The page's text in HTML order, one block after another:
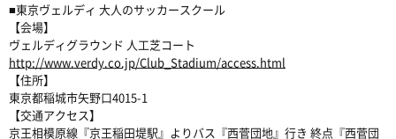
■東京ヴェルディ 大人のサッカースクール
【会場】
ヴェルディグラウンド 人工芝コート
http://www.verdy.co.jp/Club_Stadium/access.html
【住所】
東京都稲城市矢野口4015-1
【交通アクセス】
京王相模原線『京王稲田堤駅』よりバス『西菅団地』行き 終点『西菅団